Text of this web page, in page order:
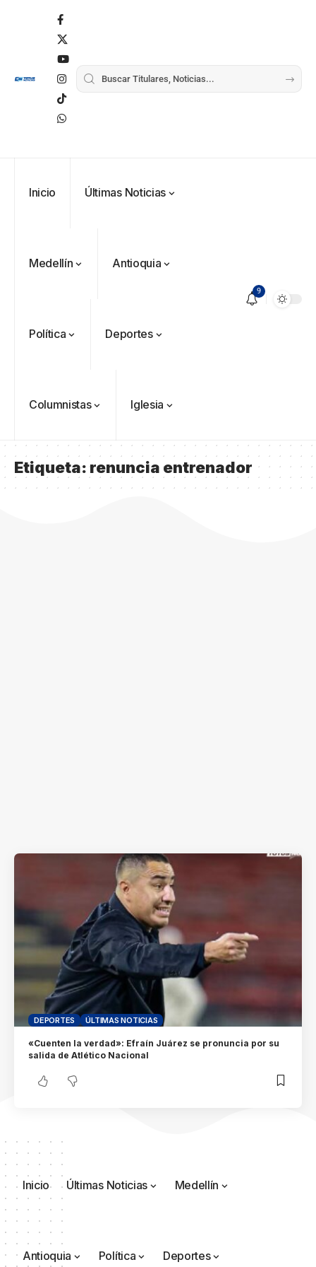
Inicio Últimas Noticias
Medellín Antioquia
Política Deportes
Columnistas Iglesia
9
Etiqueta:renuncia entrenador
DEPORTES ÚLTIMAS NOTICIAS
«Cuenten la verdad»: Efraín Juárez se pronuncia por su
salida de Atlético Nacional
Inicio Últimas Noticias Medellín
Antioquia Política Deportes